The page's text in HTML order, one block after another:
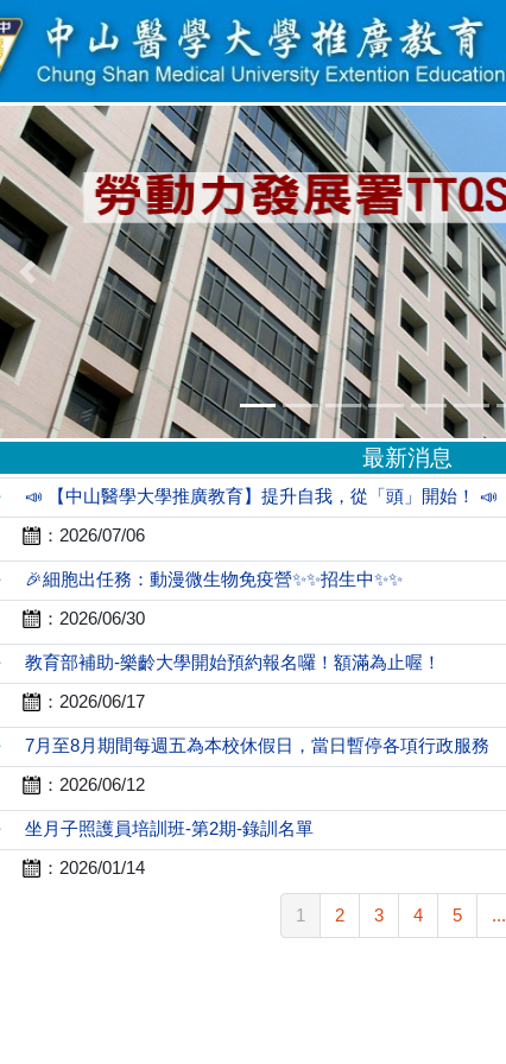
Previous
最新消息
📣 【中山醫學大學推廣教育】提升自我，從「頭」開始！ 📣
： 2026/07/06
🎉細胞出任務：動漫微生物免疫營✨✨招生中✨✨
： 2026/06/30
教育部補助-樂齡大學開始預約報名囉！額滿為止喔！
： 2026/06/17
7月至8月期間每週五為本校休假日，當日暫停各項行政服務
： 2026/06/12
坐月子照護員培訓班-第2期-錄訓名單
： 2026/01/14
1 2 3 4 5 ...